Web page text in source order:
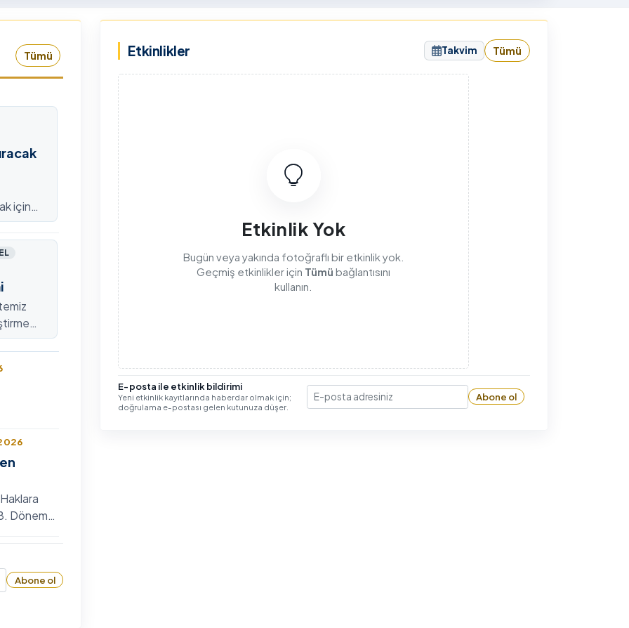
Üniversitesi Yenisey
ev sahipliğinde
akademik katkı ve proje
Tümü
için
Dönem
Abone ol
Etkinlikler Takvim Tümü
Etkinlik Yok
Bugün veya yakında fotoğraflı bir etkinlik yok.
Geçmiş etkinlikler için Tümü bağlantısını
kullanın.
E-posta ile etkinlik bildirimi
Yeni etkinlik kayıtlarında haberdar olmak için;
doğrulama e-postası gelen kutunuza düşer.
E-posta
Abone ol